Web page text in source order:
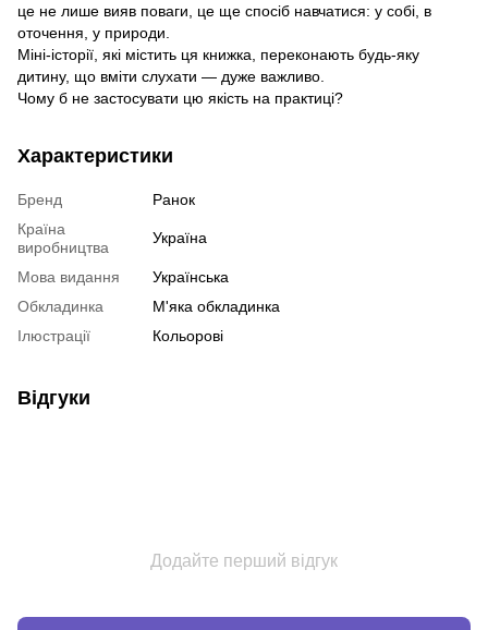
це не лише вияв поваги, це ще спосіб навчатися: у собі, в
оточення, у природи.
Міні-історії, які містить ця книжка, переконають будь-яку
дитину, що вміти слухати — дуже важливо.
Чому б не застосувати цю якість на практиці?
Характеристики
Бренд
Ранок
Країна
виробництва
Україна
Мова видання
Українська
Обкладинка
М'яка обкладинка
Ілюстрації
Кольорові
Відгуки
Додайте перший відгук